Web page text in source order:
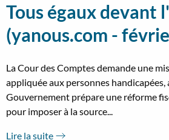
Tous égaux devant
(yanous.com -
La Cour des Comptes demande une
appliquée aux personnes handicapées,
Gouvernement prépare une réforme
pour imposer à la source...
Lire la suite